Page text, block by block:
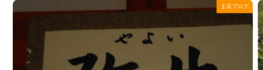
ま花ブログ